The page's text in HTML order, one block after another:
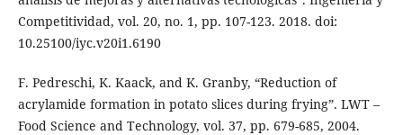
Competitividad, vol. 20, no. 1, pp. 107-123. 2018. doi:
10.25100/iyc.v20i1.6190
F. Pedreschi, K. Kaack, and K. Granby, “Reduction of
acrylamide formation in potato slices during frying”. LWT –
Food Science and Technology, vol. 37, pp. 679-685, 2004.